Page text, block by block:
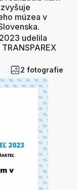
múzea v
udelila
2 fotografie